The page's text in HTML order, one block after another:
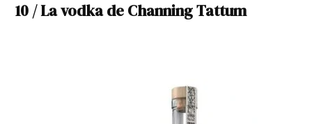
10 / La vodka de Channing Tattum